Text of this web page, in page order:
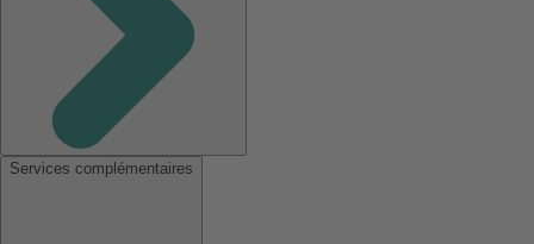
Services complémentaires